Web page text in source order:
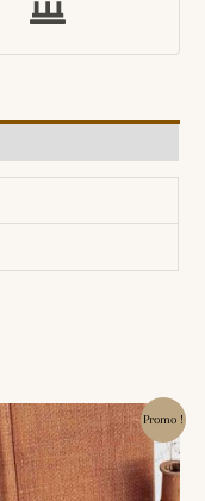
Promo !
Le
prix
initial
était :
9.00€.
Le
prix
actuel
est :
5.00€.